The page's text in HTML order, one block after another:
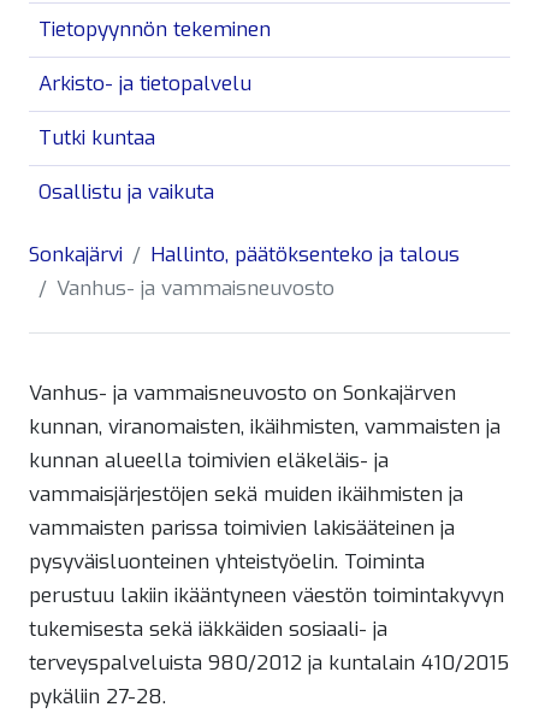
Tietopyynnön tekeminen
Arkisto- ja tietopalvelu
Tutki kuntaa
Osallistu ja vaikuta
Sonkajärvi
Hallinto, päätöksenteko ja talous
Vanhus- ja vammaisneuvosto
Vanhus- ja vammaisneuvosto on Sonkajärven
kunnan, viranomaisten, ikäihmisten, vammaisten ja
kunnan alueella toimivien eläkeläis- ja
vammaisjärjestöjen sekä muiden ikäihmisten ja
vammaisten parissa toimivien lakisääteinen ja
pysyväisluonteinen yhteistyöelin. Toiminta
perustuu lakiin ikääntyneen väestön toimintakyvyn
tukemisesta sekä iäkkäiden sosiaali- ja
terveyspalveluista 980/2012 ja kuntalain 410/2015
pykäliin 27-28.